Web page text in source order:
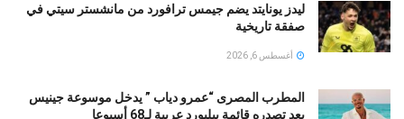
ليدز يونايتد يضم جيمس ترافورد من مانشستر سيتي في
صفقة تاريخية
أغسطس 6, 2026
المطرب المصرى “عمرو دياب ” يدخل موسوعة جينيس
بعد تصدره قائمة بيلبورد عربية لـ68 أسبوعا